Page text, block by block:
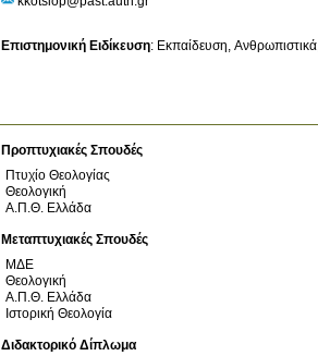
Επιστημονική Ειδίκευση: Εκπαίδευση Ανθρωπιστικά
Προπτυχιακές Σπουδές
Πτυχίο Θεολογίας
Θεολογική
Α.Π.Θ. Ελλάδα
Μεταπτυχιακές Σπουδές
ΜΔΕ
Θεολογική
Α.Π.Θ. Ελλάδα
Ιστορική Θεολογία
Διδακτορικό Δίπλωμα